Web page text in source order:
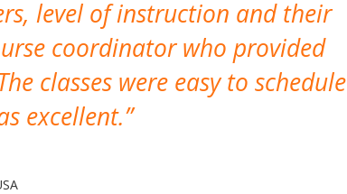
level of instruction and their
coordinator who provided
classes were easy to schedule
excellent.